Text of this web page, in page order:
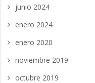
junio 2024
enero 2024
enero 2020
noviembre 2019
octubre 2019